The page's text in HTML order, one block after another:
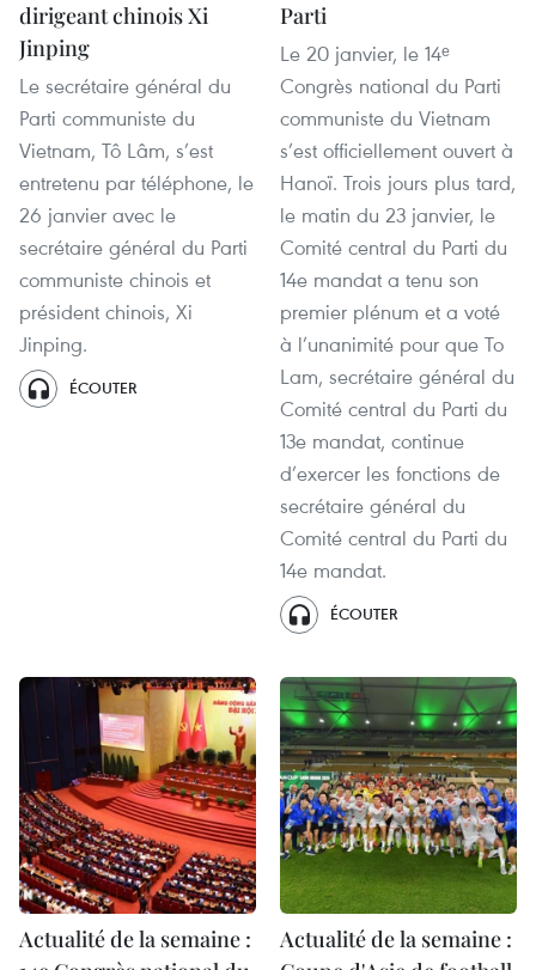
dirigeant chinois Xi
Jinping
Le secrétaire général du
Parti communiste du
Vietnam, Tô Lâm, s’est
entretenu par téléphone, le
26 janvier avec le
secrétaire général du Parti
communiste chinois et
président chinois, Xi
Jinping.
ÉCOUTER
Parti
Le 20 janvier, le 14ᵉ
Congrès national du Parti
communiste du Vietnam
s’est officiellement ouvert à
Hanoï. Trois jours plus tard,
le matin du 23 janvier, le
Comité central du Parti du
14e mandat a tenu son
premier plénum et a voté
à l’unanimité pour que To
Lam, secrétaire général du
Comité central du Parti du
13e mandat, continue
d’exercer les fonctions de
secrétaire général du
Comité central du Parti du
14e mandat.
ÉCOUTER
Actualité de la semaine :
Actualité de la semaine :